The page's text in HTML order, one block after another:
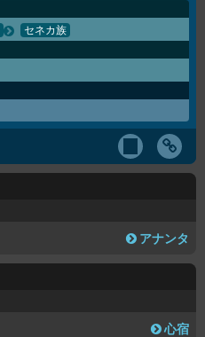
セネカ族
アナンタ
心宿